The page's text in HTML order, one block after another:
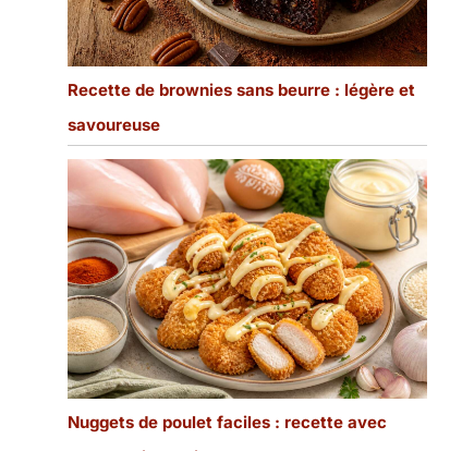
Recette de brownies sans beurre : légère et
savoureuse
Nuggets de poulet faciles : recette avec